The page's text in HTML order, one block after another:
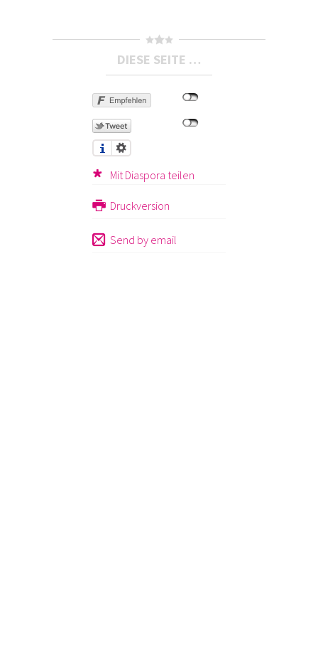
DIESE SEITE …
Mit Diaspora teilen
Druckversion
Send by email